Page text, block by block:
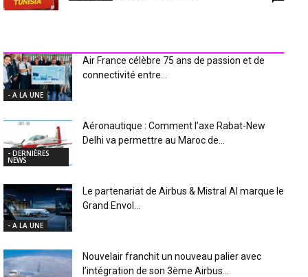
- A LA UNE
Air France célèbre 75 ans de passion et de
connectivité entre...
- DERNIÈRES
NEWS
Aéronautique : Comment l’axe Rabat-New
Delhi va permettre au Maroc de...
- A LA UNE
Le partenariat de Airbus & Mistral AI marque le
Grand Envol...
Nouvelair franchit un nouveau palier avec
l’intégration de son 3ème Airbus...